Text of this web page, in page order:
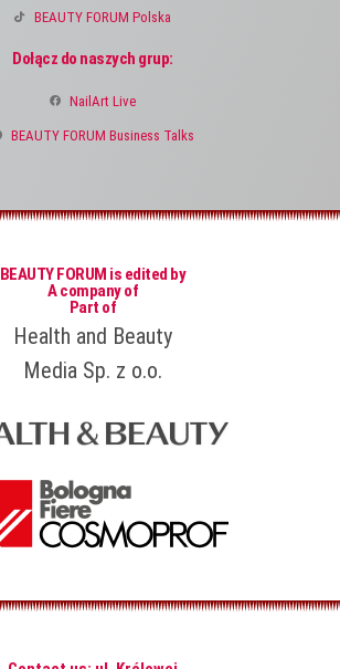
BEAUTY FORUM Polska
Dołącz do naszych grup:
NailArt Live
BEAUTY FORUM Business Talks
BEAUTY FORUM is edited by
A company of
Part of
Health and Beauty
Media Sp. z o.o.